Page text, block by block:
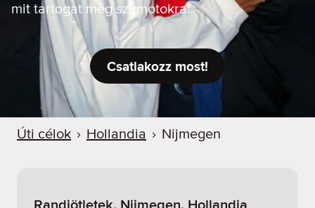
mit tartogat még számotokra!
Csatlakozz most!
Úti célok › Hollandia › Nijmegen